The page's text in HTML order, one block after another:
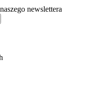
newslettera